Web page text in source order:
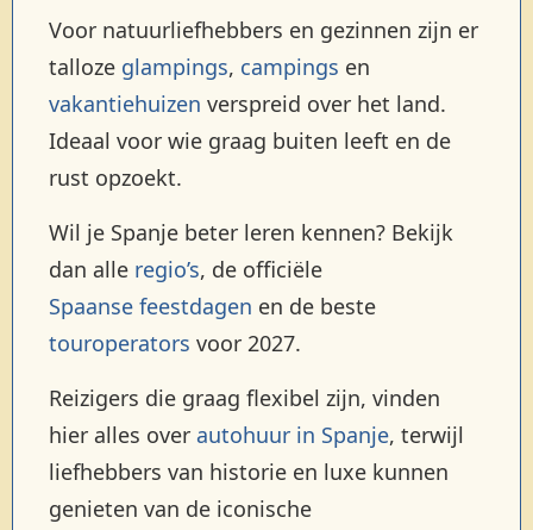
Voor natuurliefhebbers en gezinnen zijn er
talloze glampings, campings en
vakantiehuizen verspreid over het land.
Ideaal voor wie graag buiten leeft en de
rust opzoekt.
Wil je Spanje beter leren kennen? Bekijk
dan alle regio’s, de officiële
Spaanse feestdagen en de beste
touroperators voor 2027.
Reizigers die graag flexibel zijn, vinden
hier alles over autohuur in Spanje, terwijl
liefhebbers van historie en luxe kunnen
genieten van de iconische